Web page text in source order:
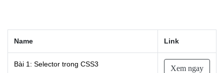
MONGO DB
HTML
CSS
Name Link
Bài 1: Selector trong CSS3 Xem ngay